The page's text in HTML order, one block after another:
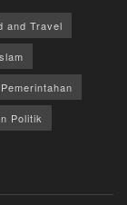
and Travel
Pemerintahan
Politik